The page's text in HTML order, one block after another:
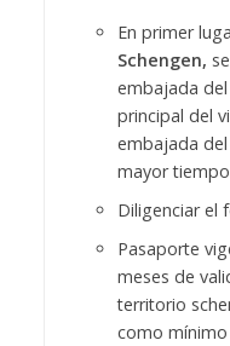
En primer
Schengen,
embajada
principal del
embajada
mayor
Diligenciar el
Pasaporte
meses de
territorio
como